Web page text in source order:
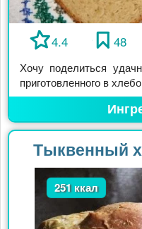
4.4 48
Хочу поделиться
приготовленного в
Тыквенный
251 ккал